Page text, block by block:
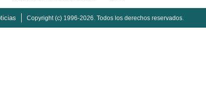
Copyright (c) 1996-2026. Todos los derechos reservados.